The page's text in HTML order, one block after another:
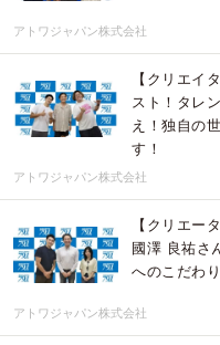
アトワジャパン株式会社
【クリエイ
スト！タレ
え！独自の
す！
アトワジャパン株式会社
【クリエー
國澤 良祐さ
へのこだわ
アトワジャパン株式会社